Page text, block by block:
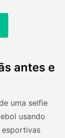
antes e
uma selfie
usando